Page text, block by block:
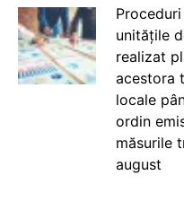
unitățile
realizat
acestora
locale
ordin
măsurile
august